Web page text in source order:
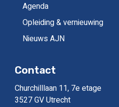
Agenda
Opleiding & vernieuwing
Nieuws AJN
Contact
Churchilllaan 11, 7e etage
3527 GV Utrecht